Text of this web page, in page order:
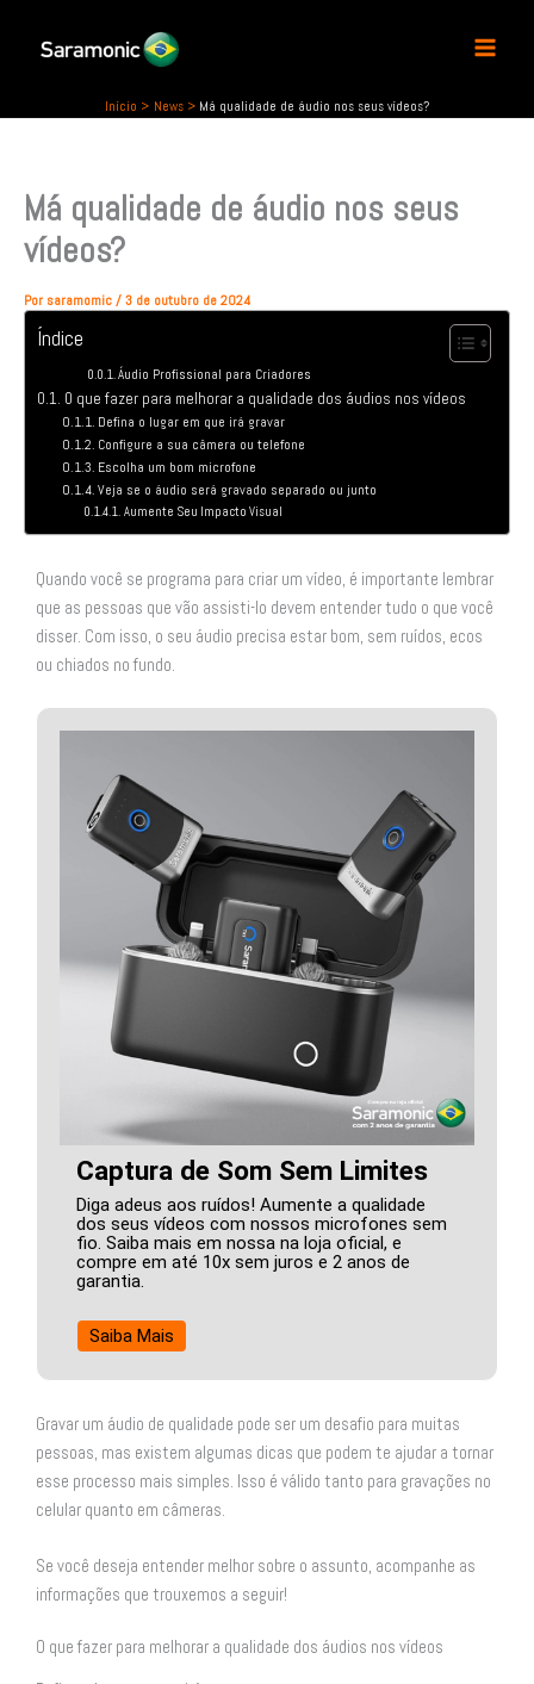
Início News Má qualidade de áudio nos seus vídeos?
Má qualidade de áudio nos seus
vídeos?
Por saramomic / 3 de outubro de 2024
Índice
Áudio Profissional para Criadores
O que fazer para melhorar a qualidade dos áudios nos vídeos
Defina o lugar em que irá gravar
Configure a sua câmera ou telefone
Escolha um bom microfone
Veja se o áudio será gravado separado ou junto
Aumente Seu Impacto Visual
Quando você se programa para criar um vídeo, é importante lembrar
que as pessoas que vão assisti-lo devem entender tudo o que você
disser. Com isso, o seu áudio precisa estar bom, sem ruídos, ecos
ou chiados no fundo.
Captura de Som Sem Limites
Diga adeus aos ruídos! Aumente a qualidade
dos seus vídeos com nossos microfones sem
fio. Saiba mais em nossa na loja oficial, e
compre em até 10x sem juros e 2 anos de
garantia.
Saiba Mais
Gravar um áudio de qualidade pode ser um desafio para muitas
pessoas, mas existem algumas dicas que podem te ajudar a tornar
esse processo mais simples. Isso é válido tanto para gravações no
celular quanto em câmeras.
Se você deseja entender melhor sobre o assunto, acompanhe as
informações que trouxemos a seguir!
O que fazer para melhorar a qualidade dos áudios nos vídeos
r